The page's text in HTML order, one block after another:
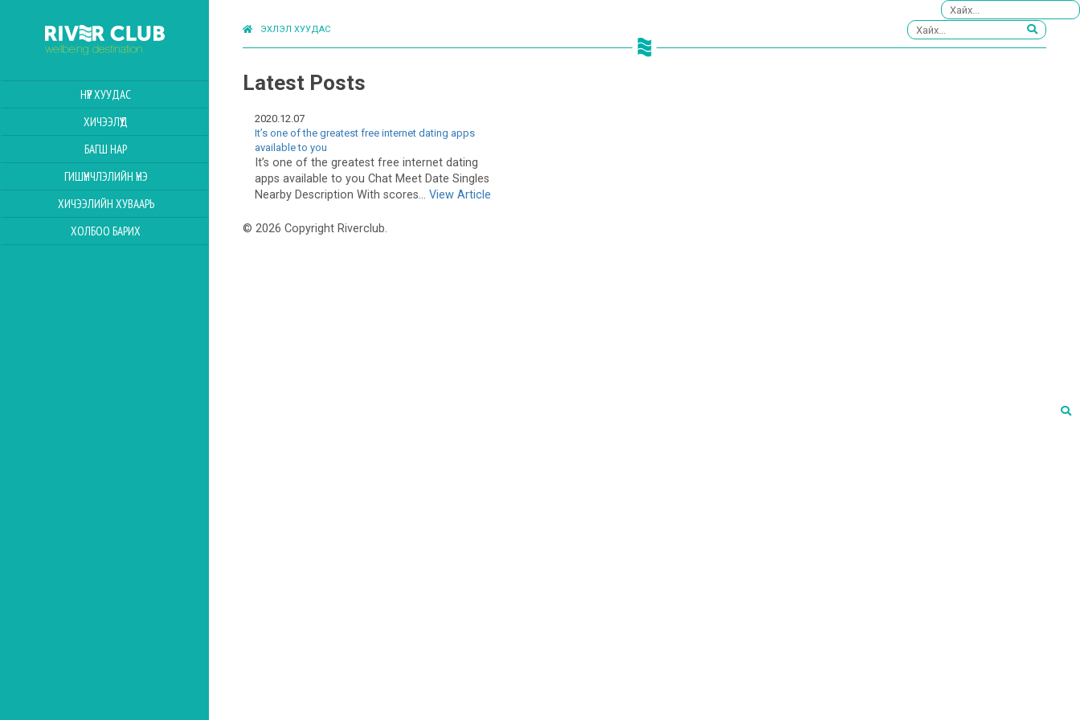
НҮҮР ХУУДАС
ХИЧЭЭЛҮҮД
БАГШ НАР
ГИШҮҮНЧЛЭЛИЙН ҮНЭ
ХИЧЭЭЛИЙН ХУВААРЬ
ХОЛБОО БАРИХ
ЭХЛЭЛ ХУУДАС
Latest Posts
2020.12.07
It’s one of the greatest free internet dating apps
available to you
It’s one of the greatest free internet dating
apps available to you Chat Meet Date Singles
Nearby Description With scores... View Article
© 2026 Copyright Riverclub.